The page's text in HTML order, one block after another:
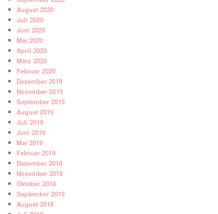
August 2020
Juli 2020
Juni 2020
Mai 2020
April 2020
März 2020
Februar 2020
Dezember 2019
November 2019
September 2019
August 2019
Juli 2019
Juni 2019
Mai 2019
Februar 2019
Dezember 2018
November 2018
Oktober 2018
September 2018
August 2018